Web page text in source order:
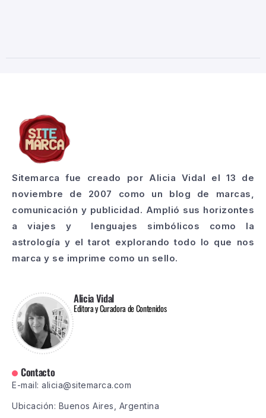
Sitemarca fue creado por Alicia Vidal el 13 de
noviembre de 2007 como un blog de marcas,
comunicación y publicidad. Amplió sus horizontes
a viajes y lenguajes simbólicos como la
astrología y el tarot explorando todo lo que nos
marca y se imprime como un sello.
Alicia Vidal
Editora y Curadora de Contenidos
Contacto
E-mail: alicia@sitemarca.com
Ubicación: Buenos Aires, Argentina